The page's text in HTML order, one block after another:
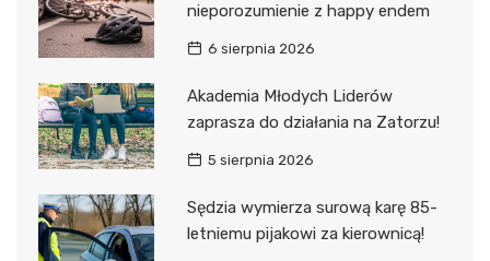
nieporozumienie z happy endem
6 sierpnia 2026
Akademia Młodych Liderów
zaprasza do działania na Zatorzu!
5 sierpnia 2026
Sędzia wymierza surową karę 85-
letniemu pijakowi za kierownicą!